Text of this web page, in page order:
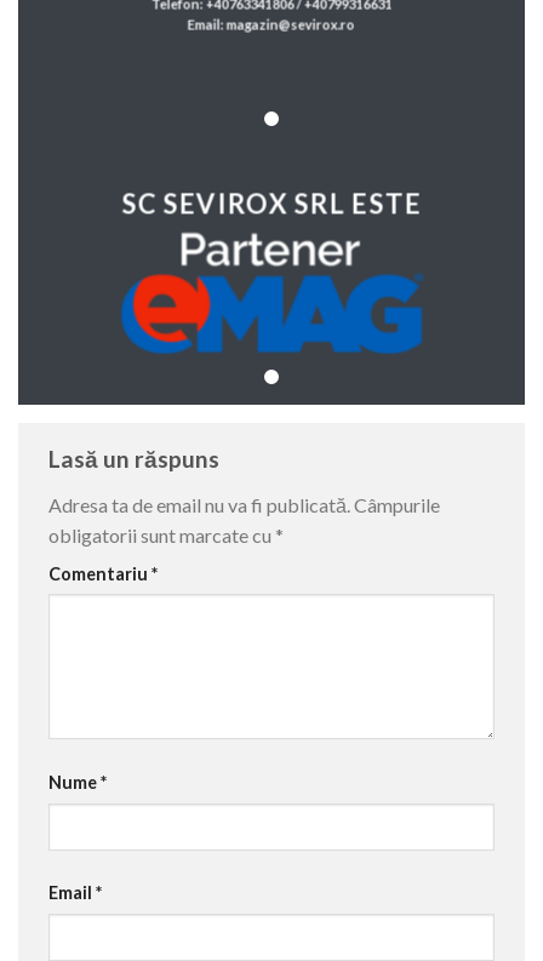
Telefon: +40763341806 / +40799316631
Email: magazin@sevirox.ro
SC SEVIROX SRL ESTE
Lasă un răspuns
Adresa ta de email nu va fi publicată. Câmpurile
obligatorii sunt marcate cu *
Comentariu *
Nume*
Email *